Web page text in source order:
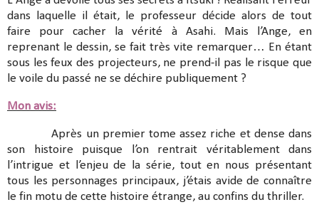
dans laquelle il était, le professeur décide alors de tout
faire pour cacher la vérité à Asahi. Mais l’Ange, en
reprenant le dessin, se fait très vite remarquer… En étant
sous les feux des projecteurs, ne prend-il pas le risque que
le voile du passé ne se déchire publiquement ?
Mon avis:
Après un premier tome assez riche et dense dans
son histoire puisque l’on rentrait véritablement dans
l’intrigue et l’enjeu de la série, tout en nous présentant
tous les personnages principaux, j’étais avide de connaître
le fin motu de cette histoire étrange, au confins du thriller.